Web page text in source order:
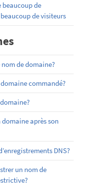
beaucoup de
de visiteurs
de domaine?
commandé?
après son
DNS?
un nom de